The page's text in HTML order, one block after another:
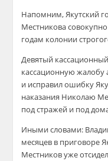
Напомним, Якутский
Местникова
годам колонии
Девятый
кассационную жалобу
и исправил ошибку
наказания Николаю
под стражей и под
Иными словами:
месяцев в приговоре
Местников уже